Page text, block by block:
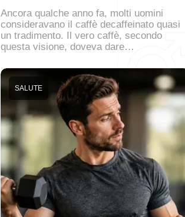
Ancora qualche anno fa, molti uomini
consideravano il caffè decaffeinato quasi
un tradimento. Il vero caffè, secondo
questa visione, doveva dare…
SALUTE